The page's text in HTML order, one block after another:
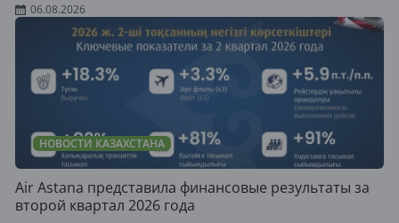
06.08.2026
НОВОСТИ КАЗАХСТАНА
Air Astana представила финансовые результаты за
второй квартал 2026 года